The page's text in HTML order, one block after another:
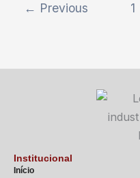
← Previous 1
Institucional
Início